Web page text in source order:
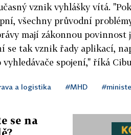
vznik vyhlášky vítá.
všechny průvodní
mají zákonnou
se tak vznik řady aplikací,
vyhledávače spojení," říká
a logistika #MHD
se na